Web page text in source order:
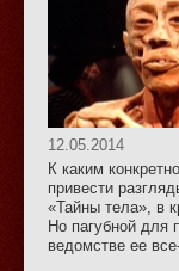
12.05.2014
К каким
привести
«Тайны тела», в
Но пагубной для
ведомстве ее